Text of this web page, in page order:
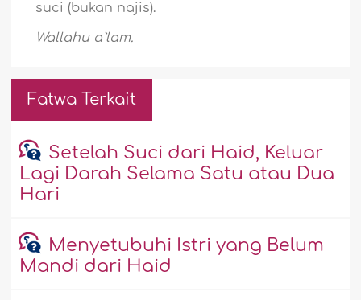
suci (bukan najis).
Wallahu a`lam.
Fatwa Terkait
Setelah Suci dari Haid, Keluar
Lagi Darah Selama Satu atau Dua
Hari
Menyetubuhi Istri yang Belum
Mandi dari Haid